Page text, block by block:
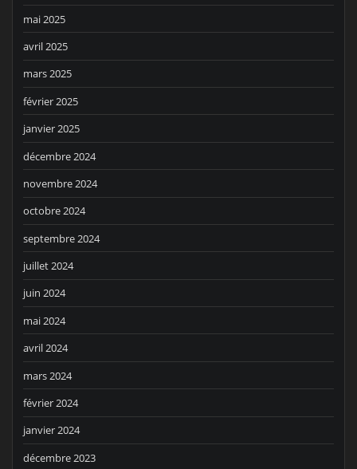
mai 2025
avril 2025
mars 2025
février 2025
janvier 2025
décembre 2024
novembre 2024
octobre 2024
septembre 2024
juillet 2024
juin 2024
mai 2024
avril 2024
mars 2024
février 2024
janvier 2024
décembre 2023